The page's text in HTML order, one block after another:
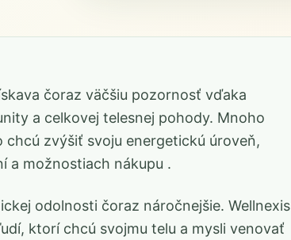
čoraz väčšiu pozornosť vďaka
a celkovej telesnej pohody. Mnoho
zvýšiť svoju energetickú úroveň,
a možnostiach nákupu .
odolnosti čoraz náročnejšie. Wellnexis
ktorí chcú svojmu telu a mysli venovať